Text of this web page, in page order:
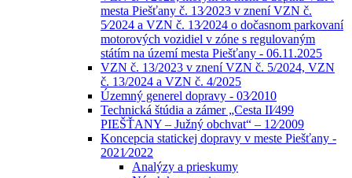
mesta Piešťany č. 13⁄2023 v znení VZN č.
5⁄2024 a VZN č. 13⁄2024 o dočasnom parkovaní
motorových vozidiel v zóne s regulovaným
státím na území mesta Piešťany - 06.11.2025
VZN č. 13/2023 v znení VZN č. 5/2024, VZN
č. 13/2024 a VZN č. 4/2025
Územný generel dopravy - 03⁄2010
Technická štúdia a zámer „Cesta II⁄499
PIEŠŤANY – Južný obchvat“ – 12⁄2009
Koncepcia statickej dopravy v meste Piešťany -
2021⁄2022
Analýzy a prieskumy